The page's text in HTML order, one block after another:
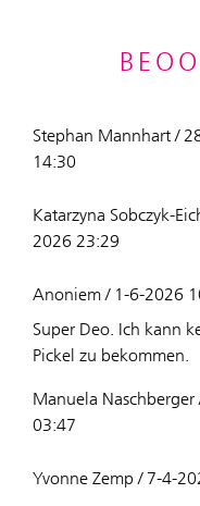
Stephan Mannhart /
14:30
Katarzyna Sobczyk-
2026 23:29
Anoniem / 1-6-2026
Super Deo. Ich kann
Pickel zu bekommen.
Manuela
03:47
Yvonne Zemp / 7-4-